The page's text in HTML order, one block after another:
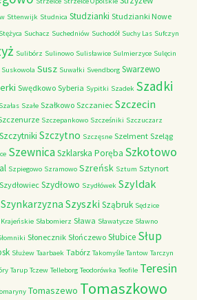
Sttenwijk Studnica Studzianki Studzianki Nowe
Stężyca Suchacz Suchedniów Suchodół Suchy Las Sufczyn
Sulibórz Sulinowo Sulisławice Sulmierzyce Sulęcin
Suskowola Susz Suwałki Svendborg Swarzewo
Swędkowo Syberia Sypitki Szadek Szadki
Szałas Szałe Szałkowo Szczaniec Szczecin
Szczepankowo Szcześniki Szczuczarz
Szczytniki Szczytno Szczęsne Szelment Szeląg
SzewnicaSzklarska Poręba Szkotowo
Szpiegowo Szramowo Szreńsk Sztum Sztynort
Szydłowiec Szydłowo Szydłówek Szyldak
Szynkarzyzna Szyszki Sząbruk Sędzice
Krajeńskie Słabomierz Sława Sławatycze Sławno
Słonecznik Słończewo Słubice Słup
Służew Taarbaek Tabórz Takomyśle Tantow Tarczyn
Tarup Tczew Telleborg Teodorówka Teofile Teresin
Tomaszewo Tomaszkowo